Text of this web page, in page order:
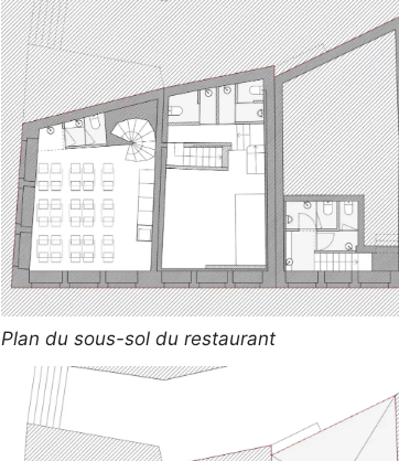
Plan du sous-sol du restaurant